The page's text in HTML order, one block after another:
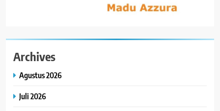
Archives
Agustus 2026
Juli 2026